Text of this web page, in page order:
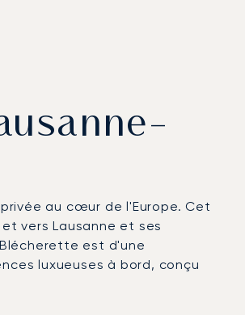
au cœur de l'Europe. Cet
vers Lausanne et ses
est d'une
luxueuses à bord, conçu